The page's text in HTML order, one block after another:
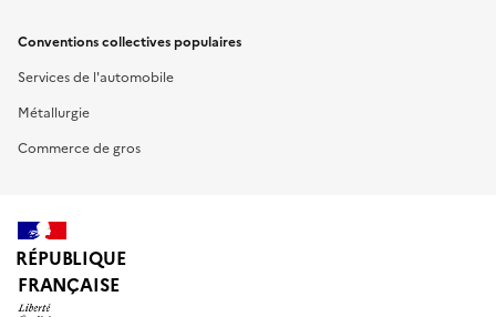
Conventions collectives populaires
Services de l'automobile
Métallurgie
Commerce de gros
RÉPUBLIQUE
FRANÇAISE